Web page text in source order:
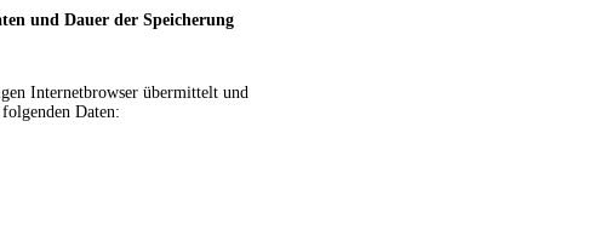
und Dauer der Speicherung
Internetbrowser übermittelt und
Daten: